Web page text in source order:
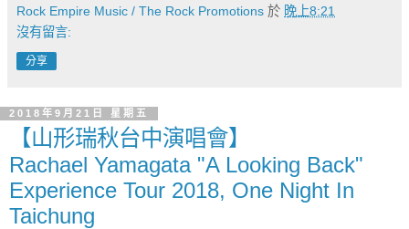
Rock Empire Music / The Rock Promotions 於 晚上8:21
沒有留言:
分享
2018年9月21日 星期五
【山形瑞秋台中演唱會】
Rachael Yamagata "A Looking Back"
Experience Tour 2018, One Night In
Taichung